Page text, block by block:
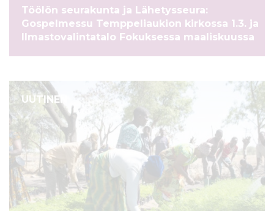
Töölön seurakunta ja Lähetysseura:
Gospelmessu Temppeliaukion kirkossa 1.3. ja
Ilmastovalintatalo Fokuksessa maaliskuussa
UUTINEN